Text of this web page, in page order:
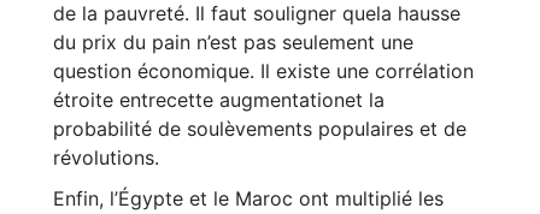
de la pauvreté. Il faut souligner quela hausse
du prix du pain n’est pas seulement une
question économique. Il existe une corrélation
étroite entrecette augmentationet la
probabilité de soulèvements populaires et de
révolutions.
Enfin, l’Égypte et le Maroc ont multiplié les